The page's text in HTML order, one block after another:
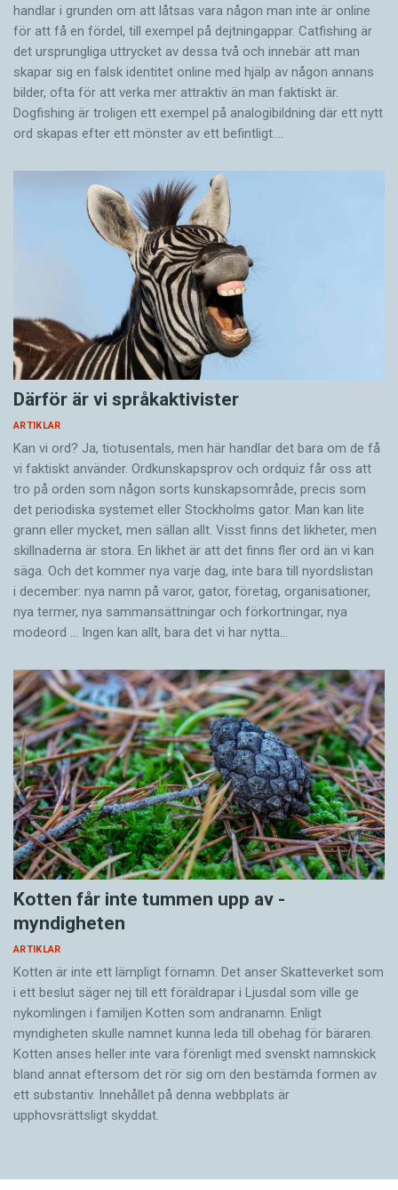
handlar i grunden om att låtsas vara någon man inte är online
för att få en fördel, till exempel på dejtningappar. Catfishing är
det ursprungliga uttrycket av dessa två och innebär att man
skapar sig en falsk identitet online med hjälp av någon annans
bilder, ofta för att verka mer attraktiv än man faktiskt är.
Dogfishing är troligen ett exempel på analogibildning där ett nytt
ord skapas efter ett mönster av ett befintligt.…
Därför är vi språkaktivister
ARTIKLAR
Kan vi ord? Ja, tiotusentals, men här handlar det bara om de få
vi faktiskt använder. Ordkunskapsprov och ordquiz får oss att
tro på orden som någon sorts kunskapsområde, precis som
det periodiska systemet eller Stockholms gator. Man kan lite
grann eller mycket, men sällan allt. Visst finns det likheter, men
skillnaderna är stora. En likhet är att det finns fler ord än vi kan
säga. Och det kommer nya varje dag, inte bara till nyordslistan
i december: nya namn på varor, gator, företag, organisationer,
nya termer, nya samman­sättningar och förkortningar, nya
modeord … Ingen kan allt, bara det vi har nytta…
Kotten får inte tummen upp av ­
myndigheten
ARTIKLAR
Kotten är inte ett lämpligt förnamn. Det anser Skatte­verket som
i ett beslut säger nej till ett föräldra­par i Ljusdal som ville ge
nykomlingen i familjen Kotten som andranamn. Enligt
myndigheten skulle namnet kunna leda till obehag för bäraren.
Kotten anses heller inte vara förenligt med svenskt namnskick
bland annat eftersom det rör sig om den bestämda formen av
ett substantiv. Innehållet på denna webbplats är
upphovsrättsligt skyddat.